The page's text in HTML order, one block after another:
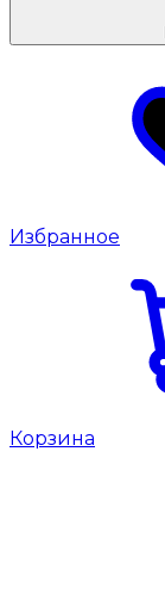
Избранное
Корзина